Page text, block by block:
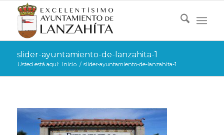
slider-ayuntamiento-de-lanzahita-1
Usted está aquí: Inicio / slider-ayuntamiento-de-lanzahita-1